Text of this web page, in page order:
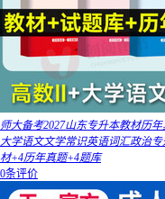
师大备考2027山东专升本教材历
大学语文文学常识英语词汇政治
材+4历年真题+4题库
0条评价